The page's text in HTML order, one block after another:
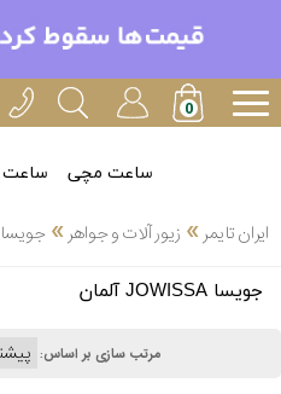
ساعت مچی ساعت
ایران تایمر » زیور آلات و جواهر » جویسا JOWISSA آلمان
جویسا JOWISSA آلمان
مرتب سازی بر اساس:
انتخاب
بین 3